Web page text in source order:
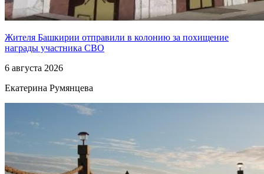
Жителя Башкирии отправили в колонию за похищение
награды участника СВО
6 августа 2026
Екатерина Румянцева